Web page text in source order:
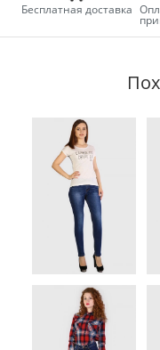
Бесплатная доставка